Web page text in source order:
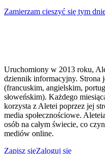
Zamierzam cieszyć się tym
Uruchomiony w 2013 roku,
dziennik informacyjny. Strona
(francuskim, angielskim,
słoweńskim). Każdego
korzysta z Aletei poprzez jej
media społecznościowe.
osób na całym świecie, co
mediów online.
Zapisz sięZaloguj się